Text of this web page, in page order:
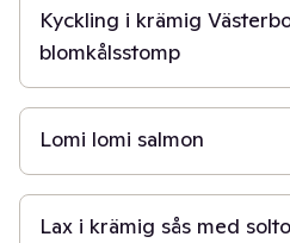
Kyckling i krämig
blomkålsstomp
15 min
Lomi lomi salmon
20 min
Lax i krämig sås med